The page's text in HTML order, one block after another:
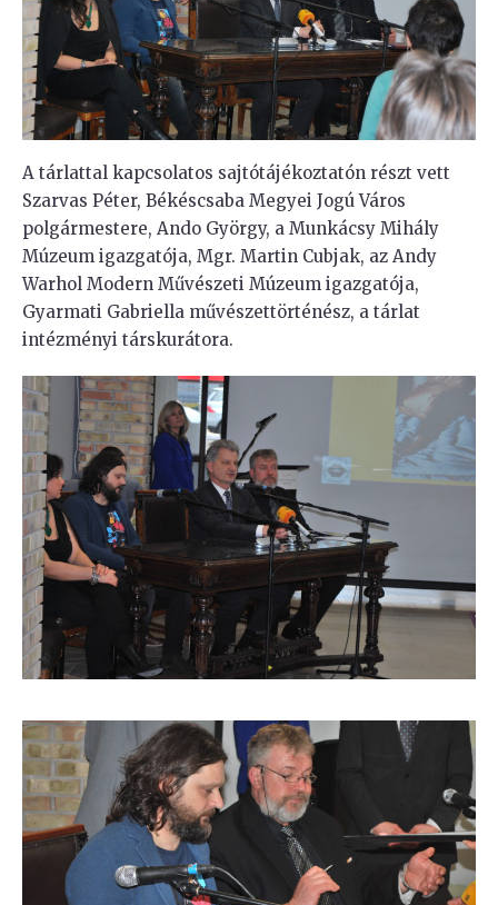
A tárlattal kapcsolatos sajtótájékoztatón részt vett
Szarvas Péter, Békéscsaba Megyei Jogú Város
polgármestere, Ando György, a Munkácsy Mihály
Múzeum igazgatója, Mgr. Martin Cubjak, az Andy
Warhol Modern Művészeti Múzeum igazgatója,
Gyarmati Gabriella művészettörténész, a tárlat
intézményi társkurátora.